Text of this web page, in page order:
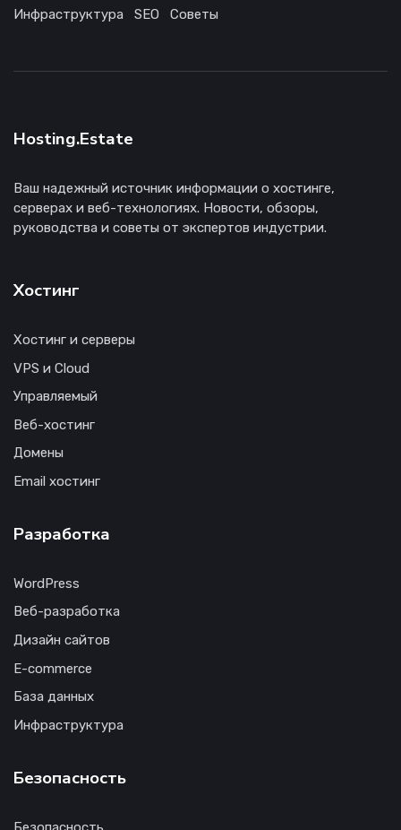
Инфраструктура
SEO Советы
Hosting.Estate
Ваш надежный источник информации о хостинге,
серверах и веб-технологиях. Новости, обзоры,
руководства и советы от экспертов индустрии.
Хостинг
Хостинг и серверы
VPS и Cloud
Управляемый
Веб-хостинг
Домены
Email хостинг
Разработка
WordPress
Веб-разработка
Дизайн сайтов
E-commerce
База данных
Инфраструктура
Безопасность